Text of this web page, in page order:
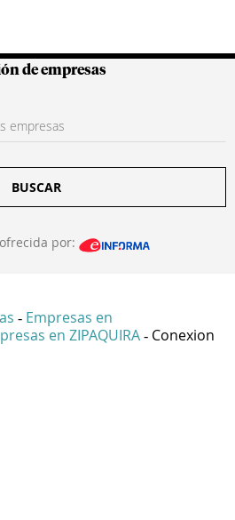
Colombianas
de empresas
BUSCAR
por:
- Empresas en
en ZIPAQUIRA - Conexion